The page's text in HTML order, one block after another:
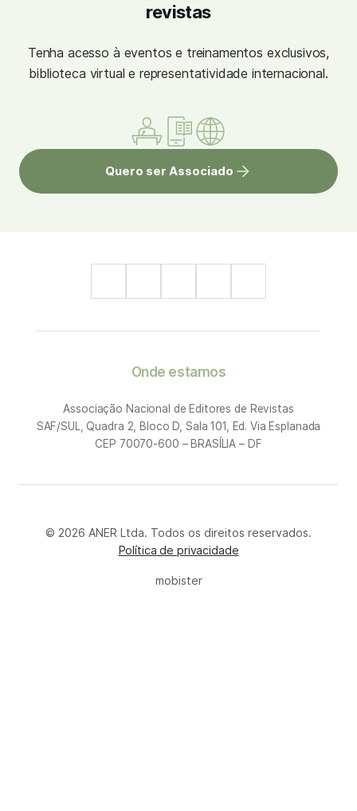
revistas
Tenha acesso à eventos e treinamentos exclusivos,
biblioteca virtual e representatividade internacional.
Quero ser Associado
Onde estamos
Associação Nacional de Editores de Revistas
SAF/SUL, Quadra 2, Bloco D, Sala 101, Ed. Via Esplanada
CEP 70070-600 – BRASÍLIA – DF
© 2026 ANER Ltda. Todos os direitos reservados.
Política de privacidade
mobister